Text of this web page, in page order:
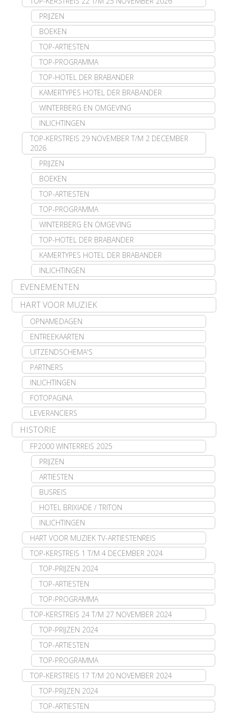
PRIJZEN
BOEKEN
TOP-ARTIESTEN
TOP-PROGRAMMA
TOP-HOTEL DER BRABANDER
KAMERTYPES HOTEL DER BRABANDER
WINTERBERG EN OMGEVING
INLICHTINGEN
TOP-KERSTREIS 29 NOVEMBER T/M 2 DECEMBER
2026
PRIJZEN
BOEKEN
TOP-ARTIESTEN
TOP-PROGRAMMA
WINTERBERG EN OMGEVING
TOP-HOTEL DER BRABANDER
KAMERTYPES HOTEL DER BRABANDER
INLICHTINGEN
EVENEMENTEN
HART VOOR MUZIEK
OPNAMEDAGEN
ENTREEKAARTEN
UITZENDSCHEMA'S
PARTNERS
INLICHTINGEN
FOTOPAGINA
LEVERANCIERS
HISTORIE
FP2000 WINTERREIS 2025
PRIJZEN
ARTIESTEN
BUSREIS
HOTEL BRIXIADE / TRITON
INLICHTINGEN
HART VOOR MUZIEK TV-ARTIESTENREIS
TOP-KERSTREIS 1 T/M 4 DECEMBER 2024
TOP-PRIJZEN 2024
TOP-ARTIESTEN
TOP-PROGRAMMA
TOP-KERSTREIS 24 T/M 27 NOVEMBER 2024
TOP-PRIJZEN 2024
TOP-ARTIESTEN
TOP-PROGRAMMA
TOP-KERSTREIS 17 T/M 20 NOVEMBER 2024
TOP-PRIJZEN 2024
TOP-ARTIESTEN